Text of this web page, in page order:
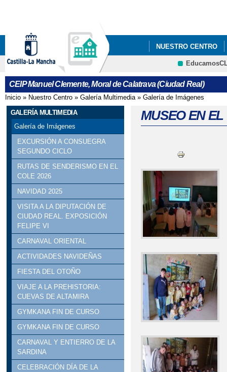
NUESTRO CENTRO
NUEVA MEJORA EN
VIII TORNEO
CRFP
CEIP Manuel Clemente, Moral de Calatrava (Ciudad Real)
Se encuentra usted aquí
Inicio » Nuestro Centro » Galería Multimedia» Galería de Imágenes
GALERÍA MULTIMEDIA
Galería de Imágenes
EXCURSIÓN A CONSUEGRA
SEGUNDO CICLO
RUTAS DE SENDERISMO EN EL
COLE 2026
NAVIDAD 2025
VISITA A LA DIPUTACIÓN DE
CIUDAD REAL. EXPOSICIÓN
FELIPE VI
CARNAVAL ORIENTAL
ACTIVIDADES NAVIDEÑAS
FIESTA DEL OTOÑO
VIAJE A LA PREHISTORIA:
CUEVAS DE ALTAMIRA
GYMKANA FIN DE CURSO
GYMKANA FIN DE CURSO
CARNAVAL Y ENTIERRO DE LA
SARDINA
CELEBRACIÓN DÍA DE LA
MUSEO EN